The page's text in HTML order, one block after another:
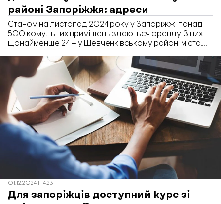
районі Запоріжжя: адреси
Станом на листопад 2024 року у Запоріжжі понад
500 комульних приміщень здаються оренду. З них
щонайменще 24 – у Шевченківському районі міста.
Запорізької міської ради у відповіді на
інформаційний запит «Відбудови. Запоріжжя».
01.12.2024 | 14:23
Для запоріжців доступний курс зі